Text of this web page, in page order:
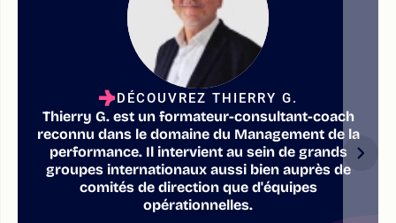
DÉCOUVREZ THIERRY G.
Thierry G. est un formateur-consultant-coach
reconnu dans le domaine du Management de la
performance. Il intervient au sein de grands
groupes internationaux aussi bien auprès de
comités de direction que d'équipes
opérationnelles.